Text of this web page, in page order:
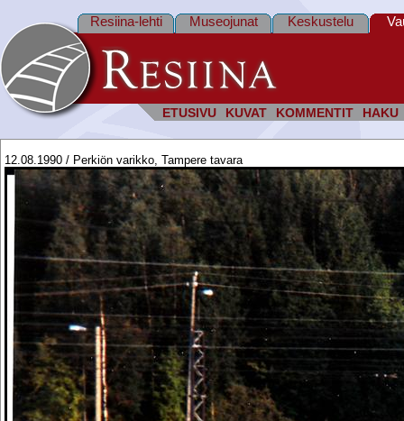
ETUSIVU KUVAT KOMMENTIT HAKU
Resiina-lehti Museojunat Keskustelu
12.08.1990 / Perkiön varikko, Tampere tavara